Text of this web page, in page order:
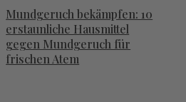
Mundgeruch bekämpfen: 10
erstaunliche Hausmittel
gegen Mundgeruch für
frischen Atem